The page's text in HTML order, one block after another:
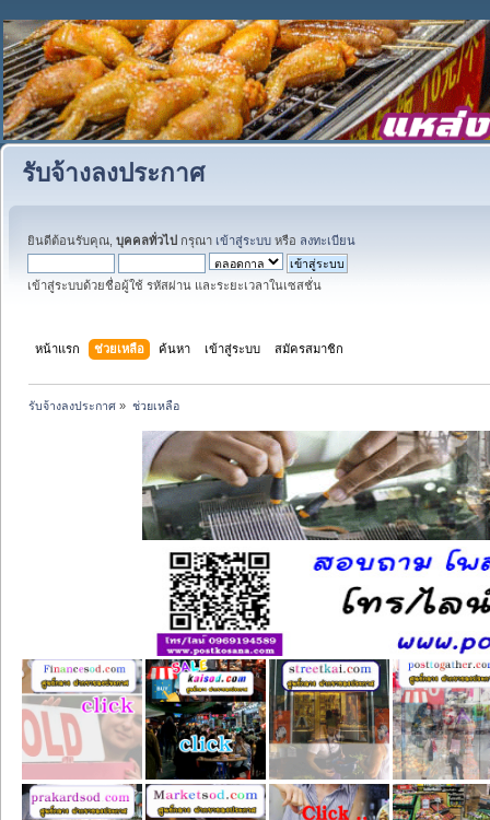
รับจ้างลงประกาศ
ยินดีต้อนรับคุณ, บุคคลทั่วไป กรุณา เข้าสู่ระบบ หรือ ลงทะเบียน
เข้าสู่ระบบด้วยชื่อผู้ใช้ รหัสผ่าน และระยะเวลาในเซสชั่น
หน้าแรก ช่วยเหลือ ค้นหา เข้าสู่ระบบ สมัครสมาชิก
รับจ้างลงประกาศ » ช่วยเหลือ